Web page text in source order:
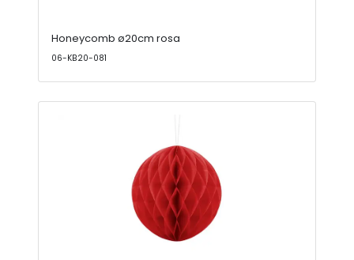
Honeycomb ø20cm rosa
06-KB20-081